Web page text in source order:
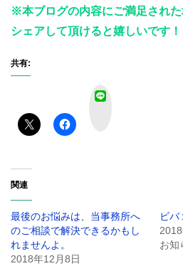
※本ブログの内容にご満足され
シェアして頂けると嬉しいです！
共有:
関連
最後のお悩みは、当事務所へ
のご相談で解決できるかもし
れませんよ。
2018年12月8日
ビバ
お知